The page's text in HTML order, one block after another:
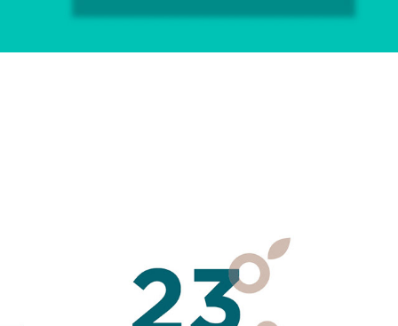
CHARTE GRAPHIQUE CAFÉ
D'EXCEPTION